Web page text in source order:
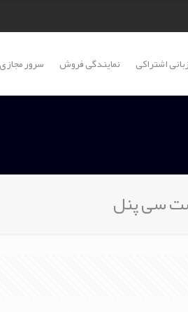
اشتراکی نمایندگی فروش سرور مجازی
سی پنل